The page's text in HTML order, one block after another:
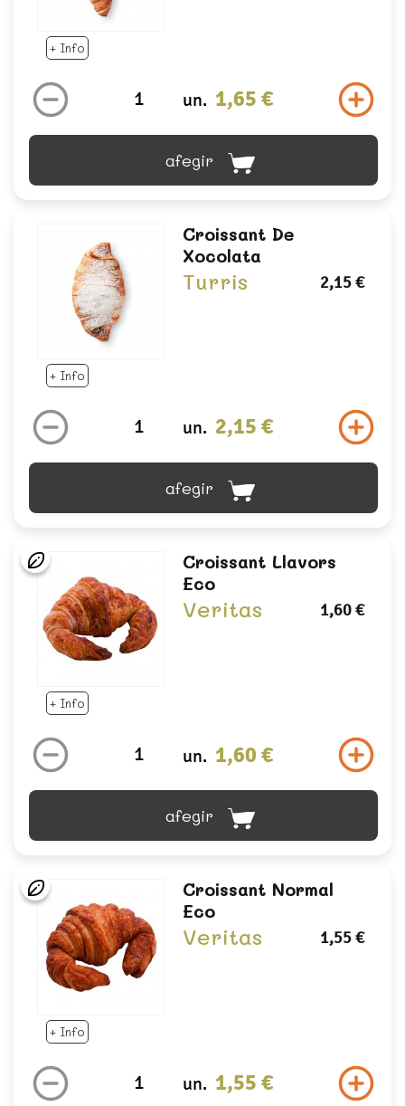
+ Info
un. 1,65 €
afegir
+ Info
Croissant De
Xocolata
Turris 2,15 €
un. 2,15 €
afegir
+ Info
Croissant Llavors
Eco
Veritas 1,60 €
un. 1,60 €
afegir
+ Info
Croissant Normal
Eco
Veritas 1,55 €
un. 1,55 €